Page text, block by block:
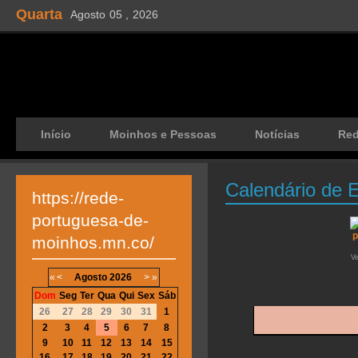
Quarta Agosto 05 , 2026
Início Moinhos e Pessoas Notícias
Calendário de
https://rede-
portuguesa-de-
moinhos.mn.co/
« < Agosto 2026 > »
Dom Seg Ter Qua Qui Sex Sáb
26
27 28 29 30 31
1
2
3 4 5 6 7
8
9
10 11 12 13 14
15